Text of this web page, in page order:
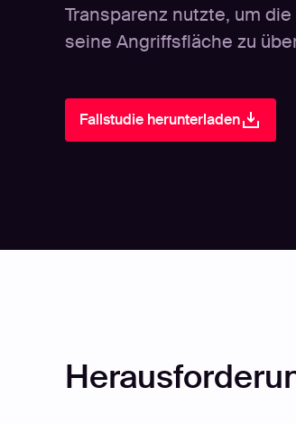
Transparenz nutzte, um
seine Angriffsfläche zu
Fallstudie herunterladen